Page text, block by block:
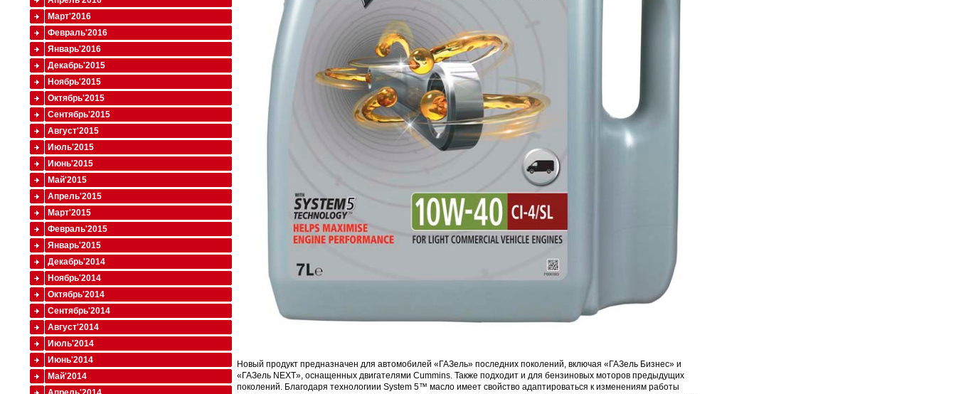
Новый продукт предназначен для автомобилей «ГАЗель» последних поколений, включая «ГАЗель Бизнес» и
«ГАЗель NEXT», оснащенных двигателями Cummins. Также подходит и для бензиновых моторов предыдущих
поколений. Благодаря технологиии System 5™ масло имеет свойство адаптироваться к изменениям работы
Март'2016
Февраль'2016
Январь'2016
Декабрь'2015
Ноябрь'2015
Октябрь'2015
Сентябрь'2015
Август'2015
Июль'2015
Июнь'2015
Май'2015
Апрель'2015
Март'2015
Февраль'2015
Январь'2015
Декабрь'2014
Ноябрь'2014
Октябрь'2014
Сентябрь'2014
Август'2014
Июль'2014
Июнь'2014
Май'2014